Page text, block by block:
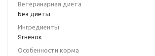
Ветеринарная диета
Без диеты
Ингредиенты
Ягненок
Особенности корма